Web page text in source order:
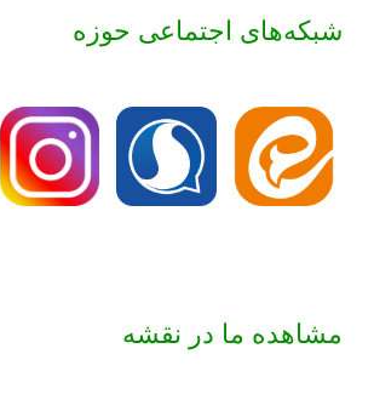
شبکه‌های اجتماعی حوزه
مشاهده ما در نقشه